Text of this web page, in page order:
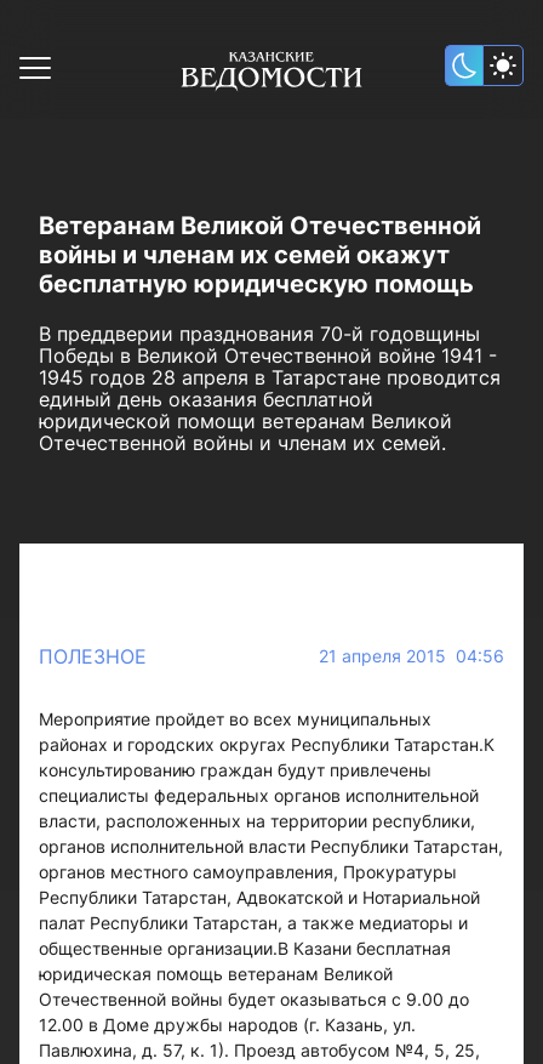
Ветеранам Великой Отечественной
войны и членам их семей окажут
бесплатную юридическую помощь
В преддверии празднования 70-й годовщины
Победы в Великой Отечественной войне 1941 -
1945 годов 28 апреля в Татарстане проводится
единый день оказания бесплатной
юридической помощи ветеранам Великой
Отечественной войны и членам их семей.
ПОЛЕЗНОЕ 21 апреля 2015 04:56
Мероприятие пройдет во всех муниципальных
районах и городских округах Республики Татарстан.К
консультированию граждан будут привлечены
специалисты федеральных органов исполнительной
власти, расположенных на территории республики,
органов исполнительной власти Республики Татарстан,
органов местного самоуправления, Прокуратуры
Республики Татарстан, Адвокатской и Нотариальной
палат Республики Татарстан, а также медиаторы и
общественные организации.В Казани бесплатная
юридическая помощь ветеранам Великой
Отечественной войны будет оказываться с 9.00 до
12.00 в Доме дружбы народов (г. Казань, ул.
Павлюхина, д. 57, к. 1). Проезд автобусом №4, 5, 25,